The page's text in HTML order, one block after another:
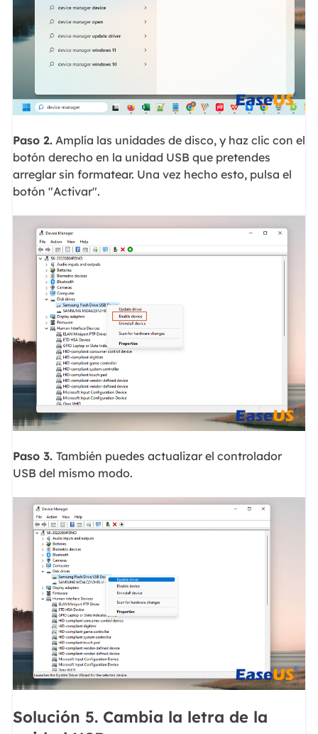
Paso 2.Amplía las unidades de disco, y haz clic con el
botón derecho en la unidad USB que pretendes
arreglar sin formatear. Una vez hecho esto, pulsa el
botón "Activar".
Paso 3. También puedes actualizar el controlador
USB del mismo modo.
Solución 5. Cambia la letra de la